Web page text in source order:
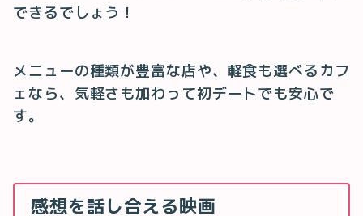
できるでしょう！
メニューの種類が豊富な店や、軽食も選べるカフ
ェなら、気軽さも加わって初デートでも安心で
す。
感想を話し合える映画